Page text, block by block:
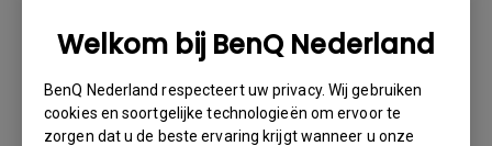
Welkom bij BenQ Nederland
BenQ Nederland respecteert uw privacy. Wij gebruiken
cookies en soortgelijke technologieën om ervoor te
zorgen dat u de beste ervaring krijgt wanneer u onze
verstrekken en uw contactgegevens doorgeven. U kunt
dit doen op www.benq.eu of op de BenQ-website van uw
land.
Er wordt dan via e-mail contact met u opgenomen
door het BenQ Technical Support Team ("BenQ Team").